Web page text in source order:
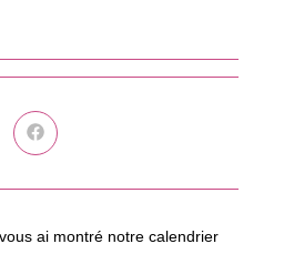
Ouvrir
dans
autre
ai montré notre calendrier